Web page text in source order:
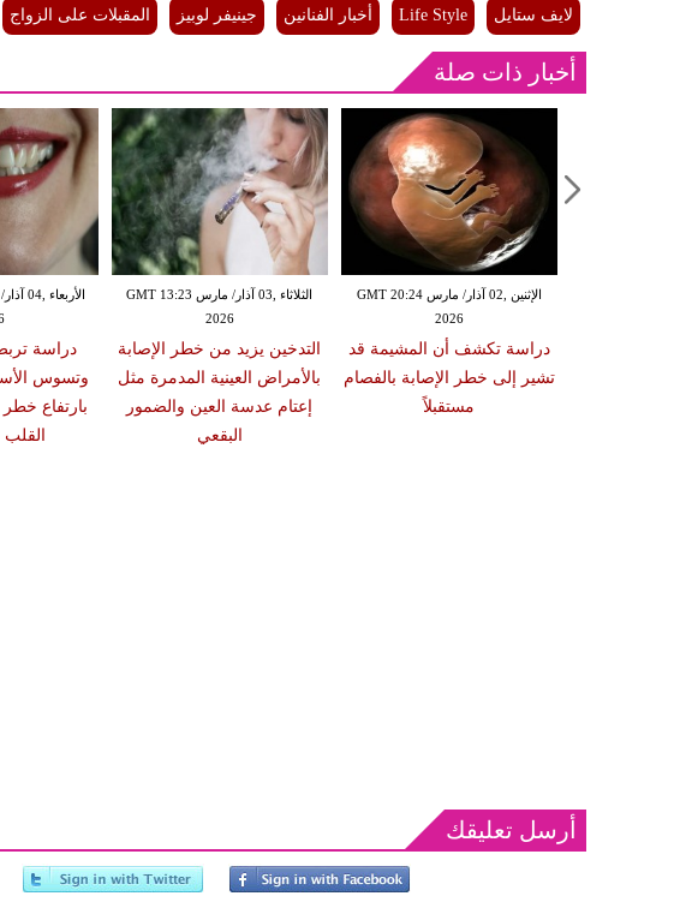
لايف ستايل Life Style أخبار الفنانين جينيفر لوبيز المقبلات على الزواج
أخبار ذات صلة
دراسة
وتسوس
بارتفاع
القلب
الثلاثاء ,03 آذار/ مارس GMT 13:23
2026
التدخين يزيد من خطر الإصابة
بالأمراض العينية المدمرة مثل
إعتام عدسة العين والضمور
البقعي
الإثنين ,02 آذار/ مارس GMT 20:24
2026
دراسة تكشف أن المشيمة قد
تشير إلى خطر الإصابة بالفصام
مستقبلاً
أرسل تعليقك